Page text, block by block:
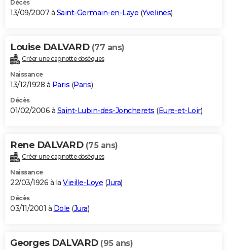
Décès
13/09/2007 à Saint-Germain-en-Laye (Yvelines)
Louise DALVARD (77 ans)
Créer une cagnotte obsèques
Naissance
13/12/1928 à Paris (Paris)
Décès
01/02/2006 à Saint-Lubin-des-Joncherets (Eure-et-Loir)
Rene DALVARD (75 ans)
Créer une cagnotte obsèques
Naissance
22/03/1926 à la Vieille-Loye (Jura)
Décès
03/11/2001 à Dole (Jura)
Georges DALVARD (95 ans)